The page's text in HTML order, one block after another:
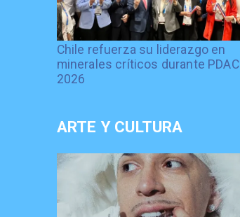
Chile refuerza su liderazgo en
minerales críticos durante PDAC
2026
ARTE Y CULTURA